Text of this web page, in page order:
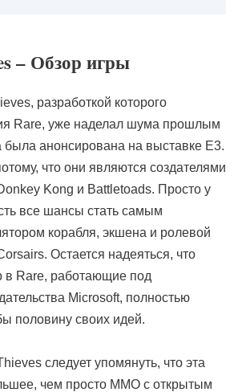
– Обзор игры
разработкой которого
Rare, уже наделал шума прошлым
была анонсирована на выставке E3.
что они являются создателями
Kong и Battletoads. Просто у
все шансы стать самым
корабля, экшена и ролевой
Остается надеяться, что
в Rare, работающие под
Microsoft, полностью
половину своих идей.
следует упомянуть, что эта
чем просто MMO с открытым